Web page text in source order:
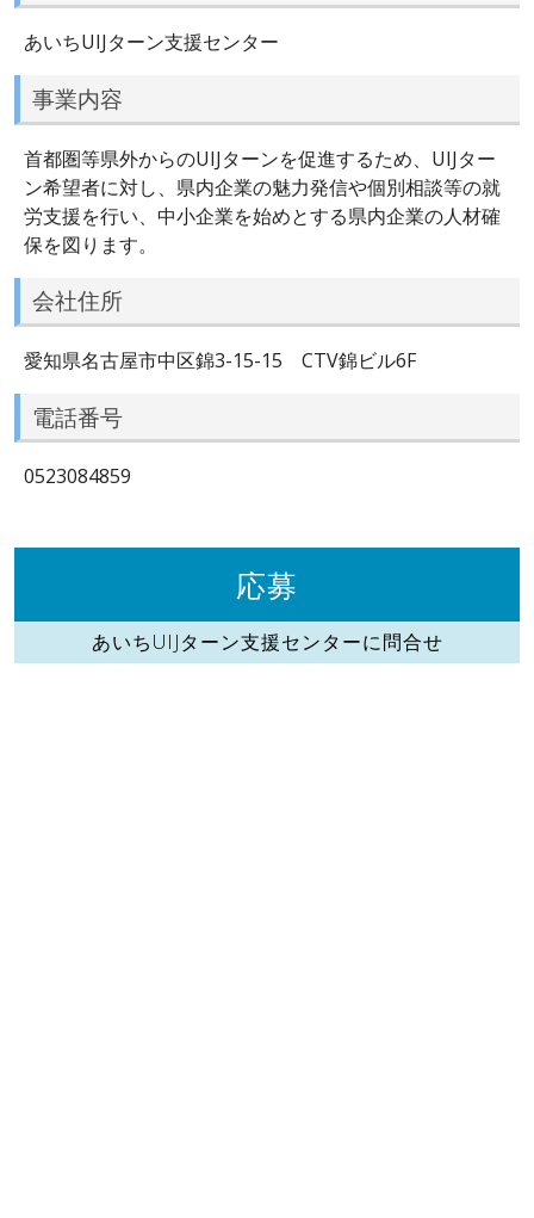
あいちUIJターン支援センター
事業内容
首都圏等県外からのUIJターンを促進するため、UIJター
ン希望者に対し、県内企業の魅力発信や個別相談等の就
労支援を行い、中小企業を始めとする県内企業の人材確
保を図ります。
会社住所
愛知県名古屋市中区錦3-15-15 CTV錦ビル6F
電話番号
0523084859
応募
あいちUIJターン支援センターに問合せ